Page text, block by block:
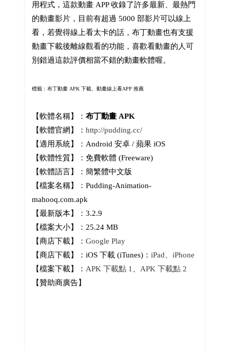
用程式，這款動畫 APP 收錄了許多最新、最熱門
的動畫影片，目前有超過 5000 部影片可以線上
看，若覺得線上看太卡的話，布丁動畫也有支援
動畫下載後離線觀看的功能，喜歡看動畫的人可
別錯過這款評價相當不錯的動畫軟體喔。
標籤：布丁動畫 APK 下載、動畫線上看APP 推薦
【軟體名稱】： 布丁動畫 APK
【軟體官網】： http://pudding.cc/
【適用系統】：Android 安卓 / 蘋果 iOS
【軟體性質】：免費軟體 (Freeware)
【軟體語言】：簡繁體中文版
【檔案名稱】：Pudding-Animation-
mahooq.com.apk
【最新版本】：3.2.9
【檔案大小】：25.24 MB
【商店下載】： Google Play
【商店下載】：iOS 下載 (iTunes)： iPad、iPhone
【檔案下載】： APK 下載點 1、 APK 下載點 2
【贊助商廣告】